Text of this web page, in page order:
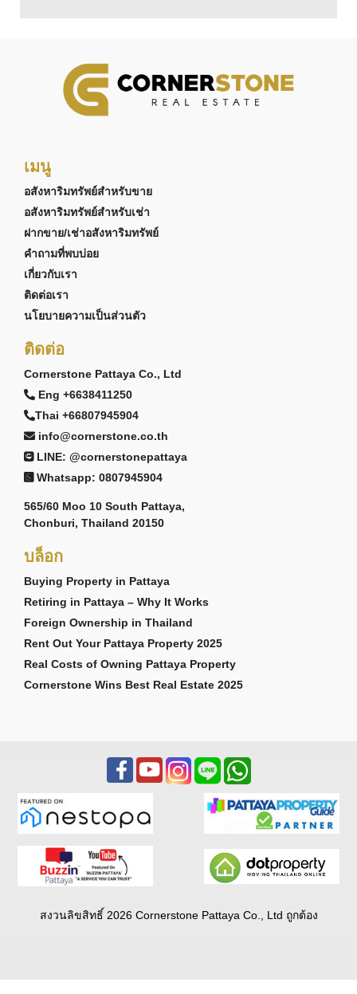
เมนู
อสังหาริมทรัพย์สำหรับขาย
อสังหาริมทรัพย์สำหรับเช่า
ฝากขาย/เช่าอสังหาริมทรัพย์
คำถามที่พบบ่อย
เกี่ยวกับเรา
ติดต่อเรา
นโยบายความเป็นส่วนตัว
ติดต่อ
Cornerstone Pattaya Co., Ltd
Eng +6638411250
Thai +66807945904
info@cornerstone.co.th
LINE: @cornerstonepattaya
Whatsapp: 0807945904
565/60 Moo 10 South Pattaya,
Chonburi, Thailand 20150
บล็อก
Buying Property in Pattaya
Retiring in Pattaya – Why It Works
Foreign Ownership in Thailand
Rent Out Your Pattaya Property 2025
Real Costs of Owning Pattaya Property
Cornerstone Wins Best Real Estate 2025
สงวนลิขสิทธิ์ 2026 Cornerstone Pattaya Co., Ltd ถูกต้อง